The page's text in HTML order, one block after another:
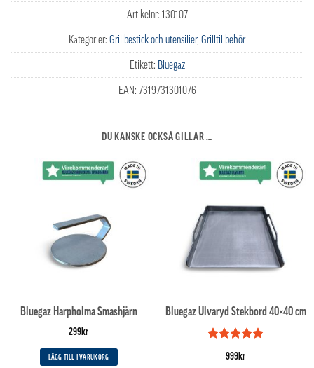
Artikelnr: 130107
Kategorier: Grillbestick och utensilier, Grilltillbehör
Etikett: Bluegaz
EAN: 7319731301076
DU KANSKE OCKSÅ GILLAR …
Bluegaz Harpholma Smashjärn
299kr
LÄGG TILL I VARUKORG
Bluegaz Ulvaryd Stekbord 40×40 cm
Betygsatt
av 5999kr